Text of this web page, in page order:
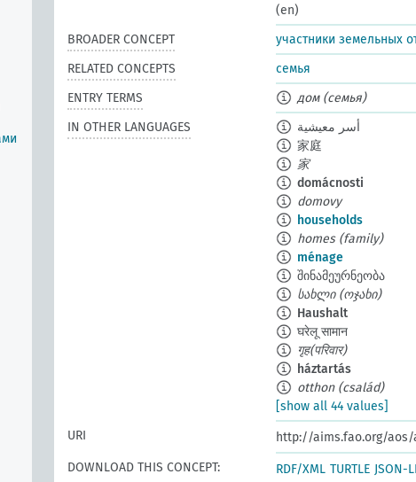
(en)
BROADER CONCEPT
участники земельных
RELATED CONCEPTS
семья
ENTRY TERMS
дом (семья)
IN OTHER LANGUAGES
أسر معيشية
家庭
家
domácnosti
domovy
households
homes (family)
ménage
შინამეურნეობა
სახლი (ოჯახი)
Haushalt
घरेलू सामान
गृह(परिवार)
háztartás
otthon (család)
[show all 44 values]
URI
http://aims.fao.org/aos/
DOWNLOAD THIS CONCEPT:
RDF/XML TURTLE JSON-